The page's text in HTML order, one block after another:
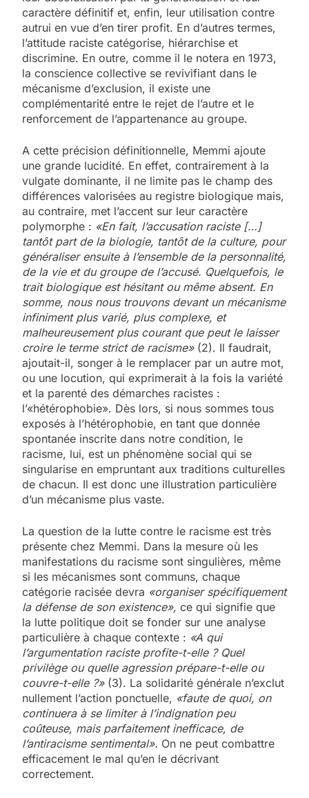
caractère définitif et, enfin, leur utilisation contre
autrui en vue d’en tirer profit. En d’autres termes,
l’attitude raciste catégorise, hiérarchise et
discrimine. En outre, comme il le notera en 1973,
la conscience collective se revivifiant dans le
mécanisme d’exclusion, il existe une
complémentarité entre le rejet de l’autre et le
renforcement de l’appartenance au groupe.
A cette précision définitionnelle, Memmi ajoute
une grande lucidité. En effet, contrairement à la
vulgate dominante, il ne limite pas le champ des
différences valorisées au registre biologique mais,
au contraire, met l’accent sur leur caractère
polymorphe : «En fait, l’accusation raciste […]
tantôt part de la biologie, tantôt de la culture, pour
généraliser ensuite à l’ensemble de la personnalité,
de la vie et du groupe de l’accusé. Quelquefois, le
trait biologique est hésitant ou même absent. En
somme, nous nous trouvons devant un mécanisme
infiniment plus varié, plus complexe, et
malheureusement plus courant que peut le laisser
croire le terme strict de racisme»(2). Il faudrait,
ajoutait-il, songer à le remplacer par un autre mot,
ou une locution, qui exprimerait à la fois la variété
et la parenté des démarches racistes :
l’«hétérophobie». Dès lors, si nous sommes tous
exposés à l’hétérophobie, en tant que donnée
spontanée inscrite dans notre condition, le
racisme, lui, est un phénomène social qui se
singularise en empruntant aux traditions culturelles
de chacun. Il est donc une illustration particulière
d’un mécanisme plus vaste.
La question de la lutte contre le racisme est très
présente chez Memmi. Dans la mesure où les
manifestations du racisme sont singulières, même
si les mécanismes sont communs, chaque
catégorie racisée devra «organiser spécifiquement
la défense de son existence», ce qui signifie que
la lutte politique doit se fonder sur une analyse
particulière à chaque contexte : «A qui
l’argumentation raciste profite-t-elle ? Quel
privilège ou quelle agression prépare-t-elle ou
couvre-t-elle ?»(3). La solidarité générale n’exclut
nullement l’action ponctuelle, «faute de quoi, on
continuera à se limiter à l’indignation peu
coûteuse, mais parfaitement inefficace, de
l’antiracisme sentimental». On ne peut combattre
efficacement le mal qu’en le décrivant
correctement.